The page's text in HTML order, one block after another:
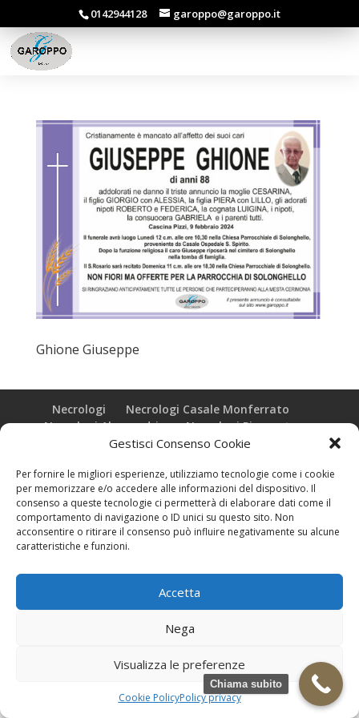
Gestisci Consenso Cookie
Per fornire le migliori esperienze, utilizziamo tecnologie come i cookie
per memorizzare e/o accedere alle informazioni del dispositivo. Il
consenso a queste tecnologie ci permetterà di elaborare dati come il
comportamento di navigazione o ID unici su questo sito. Non
acconsentire o ritirare il consenso può influire negativamente su alcune
caratteristiche e funzioni.
Accetta
Nega
Visualizza le preferenze
Cookie PolicyPolicy privacy
0142944128 garoppo@garoppo.it
Ghione Giuseppe
Necrologi
Necrologi Casale Monferrato
Necrologi Alessandria
Necrologi Piemonte
Realizzazione grafica e Copyright © zeropensieri local web -
Casale Monferrato info@zeropensieri-cloud
Chiama subito